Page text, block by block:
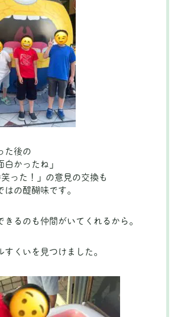
た後の
白かったね」
笑った！」の意見の交換も
の醍醐味です。
きるのも仲間がいてくれるから。
くいを見つけました。